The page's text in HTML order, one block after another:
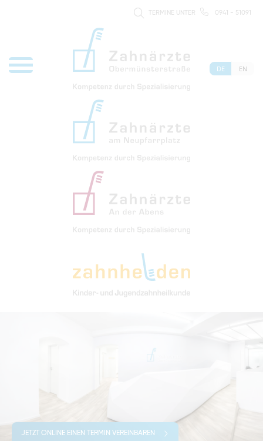
TERMINE UNTER 0941 - 51091
DE EN
JETZT ONLINE EINEN TERMIN VEREINBAREN